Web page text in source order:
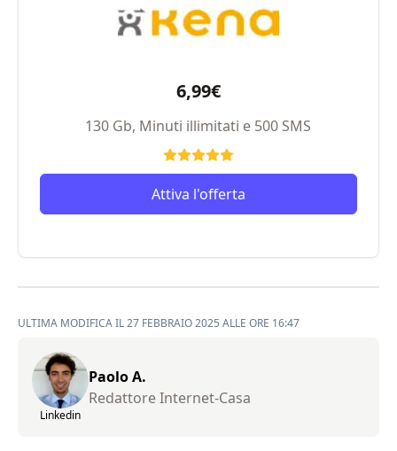
6,99€
130 Gb, Minuti illimitati e 500 SMS
Attiva l'offerta
ULTIMA MODIFICA IL 27 FEBBRAIO 2025 ALLE ORE 16:47
Linkedin
Paolo A.
Redattore Internet-Casa